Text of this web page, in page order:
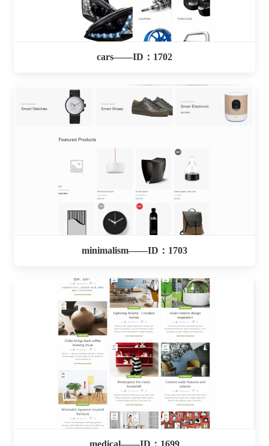
cars——ID：1702
minimalism——ID：1703
medical——ID：1699